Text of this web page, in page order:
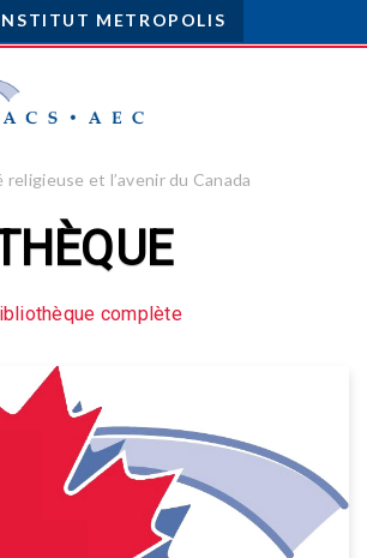
METROPOLIS
religieuse et l’avenir du Canada
complète